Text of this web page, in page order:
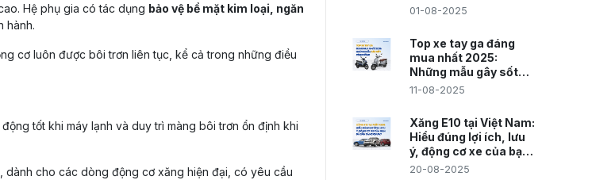
Hệ phụ gia có tác dụng bảo vệ bề mặt kim loại, ngăn
hành.
cơ luôn được bôi trơn liên tục, kể cả trong những điều
tốt khi máy lạnh và duy trì màng bôi trơn ổn định khi
dành cho các dòng động cơ xăng hiện đại, có yêu cầu
01-08-2025
Top xe tay ga đáng
mua nhất 2025:
Những mẫu gây sốt
cộng đồng
11-08-2025
Xăng E10 tại Việt Nam:
Hiểu đúng lợi ích, lưu
ý, động cơ xe của bạn
đã sẵn sàng chưa?
20-08-2025